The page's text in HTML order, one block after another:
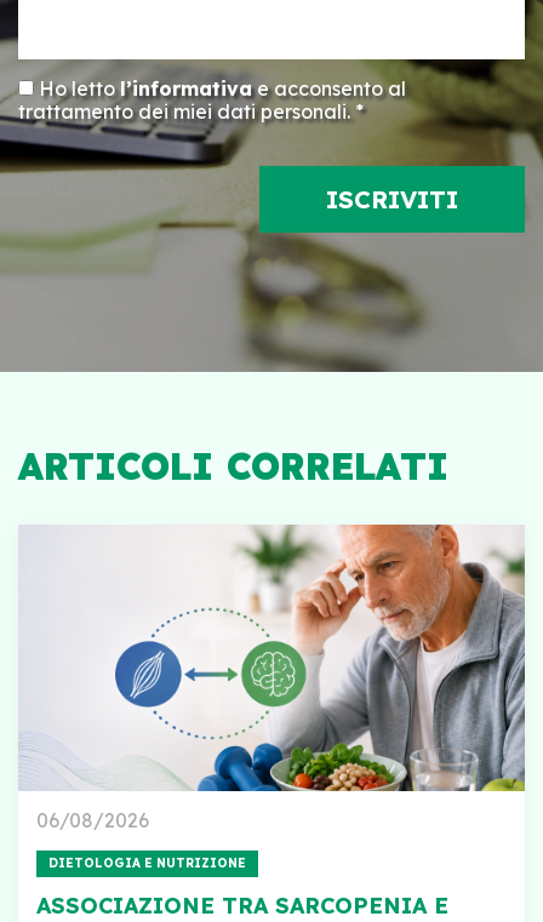
Ho lettol’informativae acconsento al
trattamento dei miei dati personali. *
ARTICOLI CORRELATI
06/08/2026
DIETOLOGIA E NUTRIZIONE
ASSOCIAZIONE TRA SARCOPENIA E